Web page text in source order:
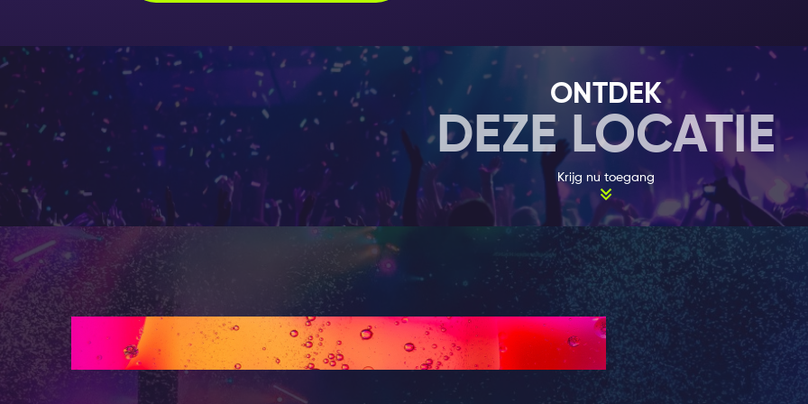
Bier Proef Ervaring te proberen. De Bier Proef
met vrienden en families die Amsterdam ontdekken,
met een mooie selectie van heerlijke speciaalbiertjes.
biertjes proeven van 15 cl. per glas. Om de smaken
komen, wordt ieder biertje geserveerd met een
Ieder biertje komt met een korte uitleg van de
over de bieren. De rest van de proef ervaring is om
te stellen, meer hapjes of bier te bestellen, en te
jouw Nightlife Ticket.
Onthoudt, met je
Amsterdam Nightlife Ticket kun je
Delirium Cafe en krijg een tweede gratis! Twee voor
Geniet van deze voordelen en meer met je ticket, en
ONTDEK
DEZE LOCATIE
Krijg nu toegang
Hoe het werkt